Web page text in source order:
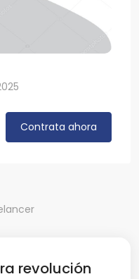
Contrata ahora
revolución